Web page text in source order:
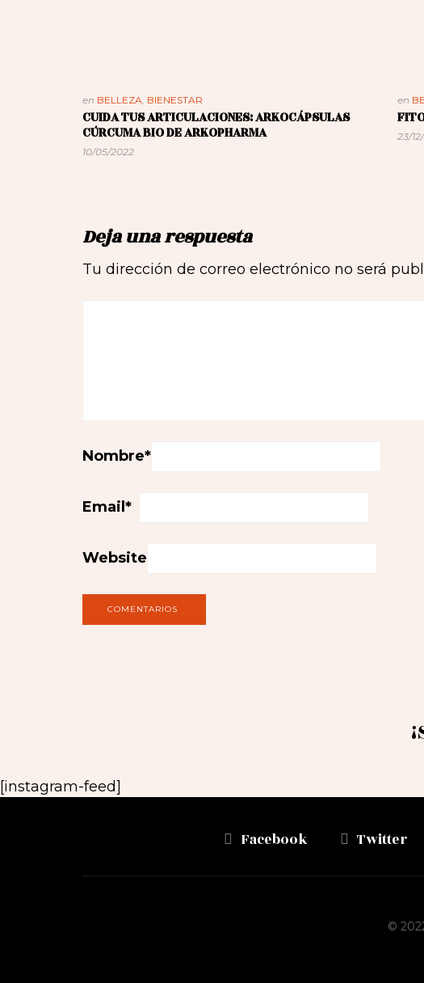
en BELLEZA, BIENESTAR
CUIDA TUS ARTICULACIONES: ARKOCÁPSULAS
CÚRCUMA BIO DE ARKOPHARMA
10/05/2022
en
23/
Deja una respuesta
Tu dirección de correo electrónico no será
Nombre*
Email *
Website
[instagram-feed]
Facebook Twitter
©